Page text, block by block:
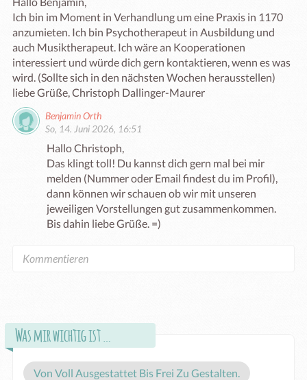
Ich bin im Moment in Verhandlung um eine Praxis in 1170
anzumieten. Ich bin Psychotherapeut in Ausbildung und
auch Musiktherapeut. Ich wäre an Kooperationen
interessiert und würde dich gern kontaktieren, wenn es was
wird. (Sollte sich in den nächsten Wochen herausstellen)
Benjamin Orth
So, 14. Juni 2026, 16:51
Hallo Christoph,
Das klingt toll! Du kannst dich gern mal bei mir
melden (Nummer oder Email findest du im Profil),
dann können wir schauen ob wir mit unseren
jeweiligen Vorstellungen gut zusammenkommen.
Bis dahin liebe Grüße. =)
Was mir wichtig ist …
Von Voll Ausgestattet Bis Frei Zu Gestalten.